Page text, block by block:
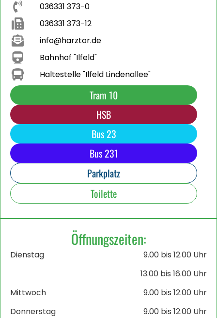
036331 373-0
036331 373-12
info@harztor.de
Bahnhof "Ilfeld"
Haltestelle "Ilfeld Lindenallee"
Tram 10
HSB
Bus 23
Bus 231
Parkplatz
Toilette
Öffnungszeiten:
Dienstag
9.00 bis 12.00 Uhr
13.00 bis 16.00 Uhr
Mittwoch
9.00 bis 12.00 Uhr
Donnerstag
9.00 bis 12.00 Uhr